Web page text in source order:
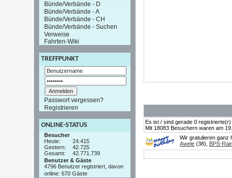
Bünde/Verbände - D
Bünde/Verbände - A
Bünde/Verbände - CH
Bünde/Verbände - Suchen
Verweise
Fahrten-Wiki
TREFFPUNKT
Passwort vergessen?
Registrieren
ONLINE-STATUS
Besucher
Heute:
24.415
Gestern:
42.725
Gesamt:
42.771.739
Benutzer & Gäste
4796 Benutzer registriert, davon
online: 670 Gäste
Es ist / sind gerade 0
Mit 18083 Besuchern waren am
Wir gratulieren ganz
Awele (38), BPS-